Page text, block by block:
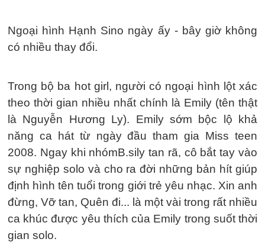
Ngoại hình Hạnh Sino ngày ấy - bây giờ không
có nhiều thay đổi.
Trong bộ ba hot girl, người có ngoại hình lột xác
theo thời gian nhiều nhất chính là Emily (tên thật
là Nguyễn Hương Ly). Emily sớm bộc lộ khả
năng ca hát từ ngày đầu tham gia Miss teen
2008. Ngay khi nhómB.sily tan rã, cô bắt tay vào
sự nghiệp solo và cho ra đời những bản hít giúp
định hình tên tuổi trong giới trẻ yêu nhạc. Xin anh
đừng, Vỡ tan, Quên đi... là một vài trong rất nhiều
ca khúc được yêu thích của Emily trong suốt thời
gian solo.